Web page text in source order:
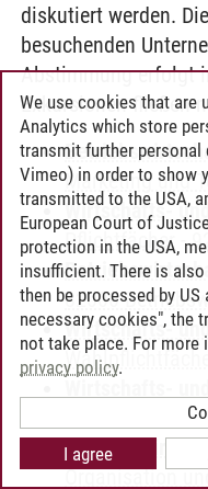
diskutiert werden.
besuchenden
Abstimmung erfolgt
Exkursionen fließen
Marketing und
Wirtschafts-
Pflichtfächer -
82000
Wirtschafts-
-
Organisation
We use cookies that are
Analytics which store
transmit further personal
Vimeo) in order to show
transmitted to the USA,
European Court of
protection in the USA,
insufficient. There is
then be processed by
necessary cookies", the
not take place. For
privacy policy.
I agree